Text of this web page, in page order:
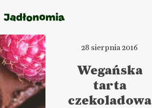
O MNIE
PRZEPISY
ARTYKUŁY
28 sierpnia 2016
Wegańska
tarta
czekoladowa